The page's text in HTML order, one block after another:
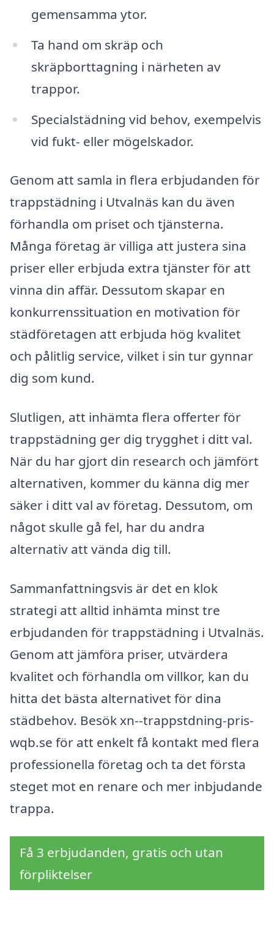
gemensamma ytor.
Ta hand om skräp och
skräpborttagning i närheten av
trappor.
Specialstädning vid behov, exempelvis
vid fukt- eller mögelskador.
Genom att samla in flera erbjudanden för
trappstädning i Utvalnäs kan du även
förhandla om priset och tjänsterna.
Många företag är villiga att justera sina
priser eller erbjuda extra tjänster för att
vinna din affär. Dessutom skapar en
konkurrenssituation en motivation för
städföretagen att erbjuda hög kvalitet
och pålitlig service, vilket i sin tur gynnar
dig som kund.
Slutligen, att inhämta flera offerter för
trappstädning ger dig trygghet i ditt val.
När du har gjort din research och jämfört
alternativen, kommer du känna dig mer
säker i ditt val av företag. Dessutom, om
något skulle gå fel, har du andra
alternativ att vända dig till.
Sammanfattningsvis är det en klok
strategi att alltid inhämta minst tre
erbjudanden för trappstädning i Utvalnäs.
Genom att jämföra priser, utvärdera
kvalitet och förhandla om villkor, kan du
hitta det bästa alternativet för dina
städbehov. Besök xn--trappstdning-pris-
wqb.se för att enkelt få kontakt med flera
professionella företag och ta det första
steget mot en renare och mer inbjudande
trappa.
Få 3 erbjudanden, gratis och utan
förpliktelser